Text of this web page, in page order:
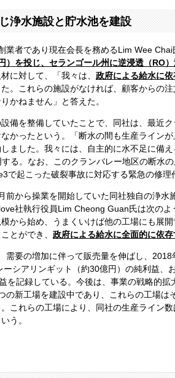
浄水施設と貯水池を建設
業者であり現在会長を務めるLim Wee
）を投じ、セランゴール州に逆浸透（RO
に対して、「我々は、 政府による給水に
。これらの施設がなければ、顧客からの
かねません」と答えた。
備を整備していたことで、同社は、最近
かったという。「断水の間も生産ライン
ました。我々には、自主的に水不足に備
る。なお、このクランバレー地区の断水
で起こった破裂事故に対応する緊急の修理
前から操業を開始していた同社独自の浄
社執行役員Lim Cheong Guan氏は次の
から始め、うまくいけば他の工場にも展
とができ、 政府による給水に全面的に依
需要の増加に伴って販売量を伸ばし、
ーシアリンギット（約30億円）の純利益、
を記録している。今後は、事業の戦略的
の新工場を建設中であり、これらの工場
これらの工場により、同社の生産ライン
う。